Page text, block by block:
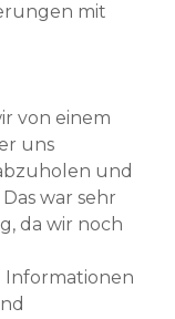
mit
von einem
uns
und
war sehr
da wir noch
Informationen